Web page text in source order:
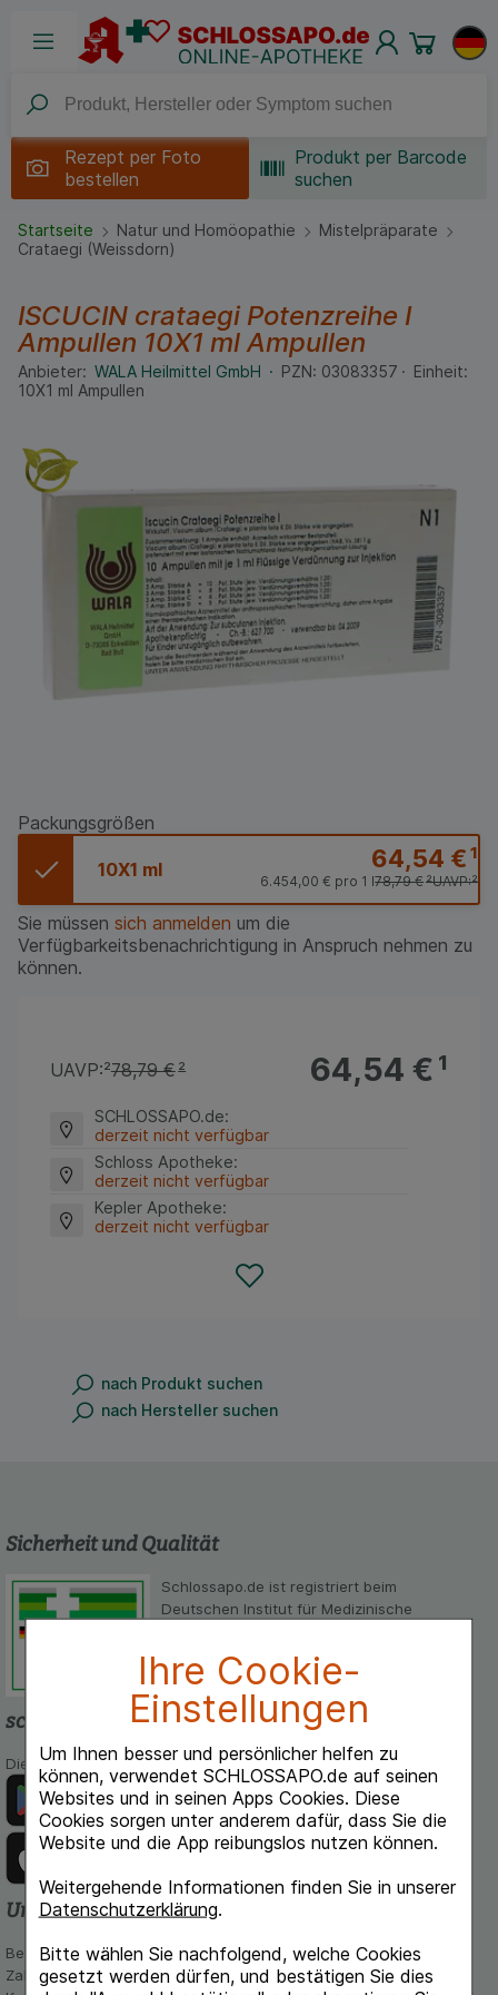
Ihre Cookie-
Einstellungen
Um Ihnen besser und persönlicher helfen zu
können, verwendet SCHLOSSAPO.de auf seinen
Websites und in seinen Apps Cookies. Diese
Cookies sorgen unter anderem dafür, dass Sie die
Website und die App reibungslos nutzen können.
Weitergehende Informationen finden Sie in unserer
Datenschutzerklärung.
Bitte wählen Sie nachfolgend, welche Cookies
gesetzt werden dürfen, und bestätigen Sie dies
Rezept per Foto
bestellen
Produkt per Barcode
suchen
Startseite Natur und Homöopathie
Mistelpräparate
Crataegi (Weissdorn)
ISCUCIN crataegi Potenzreihe I
Ampullen 10X1 mlAmpullen
Anbieter: WALA Heilmittel GmbH PZN: 03083357
Einheit:
10X1 ml Ampullen
Packungsgrößen
10X1 ml 64,54 €¹
UAVP:²
78,79 €²
6.454,00 € pro 1 l
Sie müssen sich anmelden um die
Verfügbarkeitsbenachrichtigung in Anspruch nehmen zu
können.
64,54 €¹
UAVP:²78,79 €²
SCHLOSSAPO.de:
derzeit nicht verfügbar
Schloss Apotheke:
derzeit nicht verfügbar
Kepler Apotheke:
derzeit nicht verfügbar
nach Produkt suchen
nach Hersteller suchen
Sicherheit und Qualität
Schlossapo.de ist registriert beim
Deutschen Institut für Medizinische
schlossapo.de-App
Die App von schlossapo.de jetzt mit E-Rezept-Scanner
Unsere Zahlungsarten
Bequem und sicher - Wählen Sie aus unseren verschiedenen
Zahlungsmöglichkeiten: